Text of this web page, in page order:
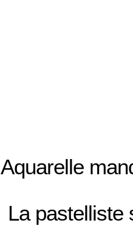
Aquarelle
La pastelliste